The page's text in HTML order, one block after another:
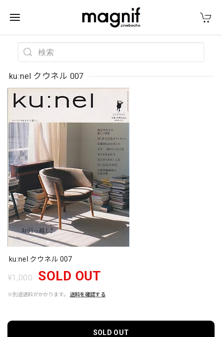
ku:nel クウネル 007
ku:nel クウネル 007
¥1,000 SOLD OUT
※別途送料がかかります。 送料を確認する
SOLD OUT